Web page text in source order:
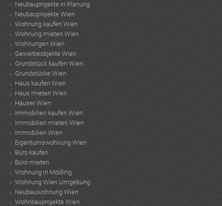
Neubauprojekte in Planung
Neubauprojekte Wien
Wohnung kaufen Wien
Wohnung mieten Wien
Wohnungen Wien
Gewerbeobjekte Wien
Grundstück kaufen Wien
Grundstücke Wien
Haus kaufen Wien
Haus mieten Wien
Häuser Wien
Immobilien kaufen Wien
Immobilien mieten Wien
Immobilien Wien
Eigentumswohnung Wien
Büro kaufen
Büro mieten
Wohnung in Mödling
Wohnung Wien Umgebung
Neubauwohnung Wien
Wohnbauprojekte Wien